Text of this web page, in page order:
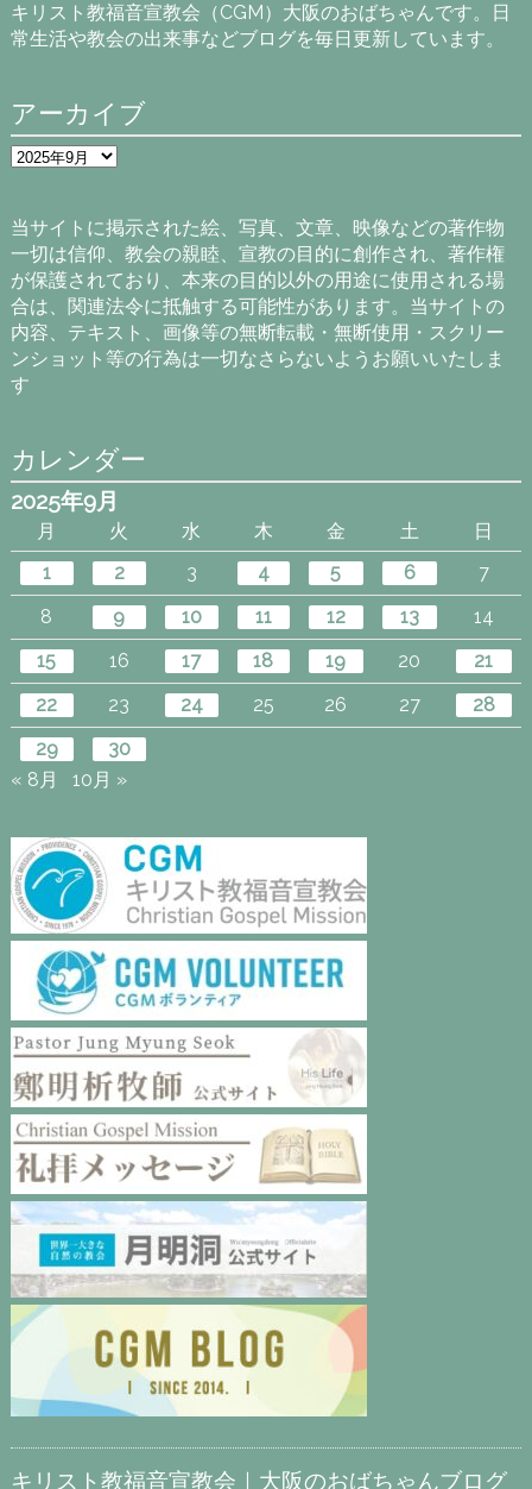
キリスト教福音宣教会（CGM）大阪のおばちゃんです。日
常生活や教会の出来事などブログを毎日更新しています。
アーカイブ
ア
ー
ブ
当サイトに掲示された絵、写真、文章、映像などの著作物
一切は信仰、教会の親睦、宣教の目的に創作され、著作権
が保護されており、本来の目的以外の用途に使用される場
合は、関連法令に抵触する可能性があります。当サイトの
内容、テキスト、画像等の無断転載・無断使用・スクリー
ンショット等の行為は一切なさらないようお願いいたしま
す
カレンダー
2025年9月
月 火 水 木 金 土
日
1
2 3 4 5 6
7
8
9 10 11 12 13
14
15
16 17 18 19 20
21
22
23 24 25 26 27
28
29
30
« 8月
10月 »
キリスト教福音宣教会｜大阪のおばちゃんブログ